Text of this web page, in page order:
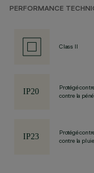
PERFORMANCE
Class II
Protégé
contre la
Protégé
contre la